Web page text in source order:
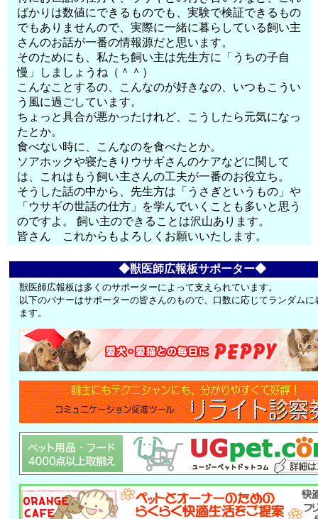
ばかりは数値にできるものでも、実験で検証できるもの
でもありませんので、実際に一緒に暮らしている飼い主
さんのお話が一番の情報源だと思います。
そのためにも、私たち飼い主は先生方に「うちの子自
慢」しましょうね（＾＾）
こんなことするの、こんなのが好きなの、いつもこうい
う風に過ごしています。
ちょっと具合が悪かったけれど、こうしたら元気になっ
たとか。
食べない時に、こんなのを食べたとか。
ソアホックや寝たきりウサギさんのケアなどに関して
は、これはもう飼い主さんの工夫が一番のお役立ち。
そうした話の中から、先生方は「うさぎというもの」や
「ウサギの世話の仕方」を学んでいくことも多いと思う
のですよ。 飼い主のできることは沢山あります。
皆さん これからもよろしくお願いいたします。
◆獣医師広報板サポーター◆
獣医師広報板は多くのサポーターによって支えられています。
以下のバナーはサポーターの皆さんのもので、口数に応じてランダムに
ます。